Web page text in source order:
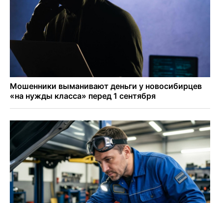
Легендарный хоккеист Тарасенко вернулся к брату в
Новосибирск